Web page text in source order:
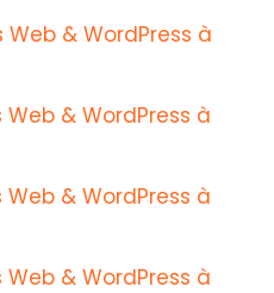
& WordPress à
& WordPress à
& WordPress à
& WordPress à